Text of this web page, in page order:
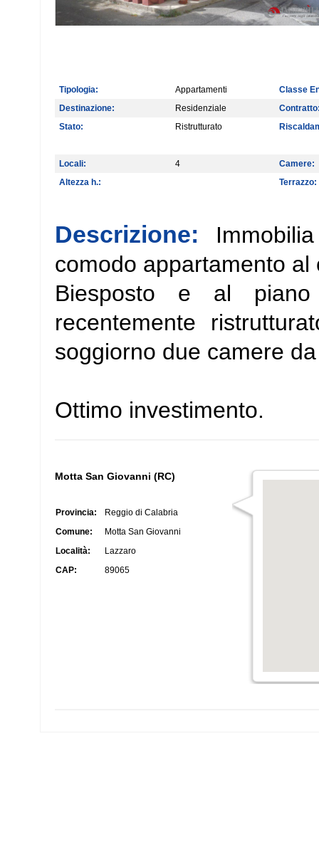
Tipologia: Appartamenti
Classe
Destinazione:
Residenziale
Stato:
Ristrutturato
Locali: 4
Camere:
Altezza h.:
Terrazzo:
Descrizione:
comodo appartamento
Biesposto e al
recentemente
soggiorno due camere
Ottimo investimento.
Motta San Giovanni (RC)
Provincia:
Reggio di Calabria
Comune:
Motta San Giovanni
Località:
Lazzaro
CAP:
89065